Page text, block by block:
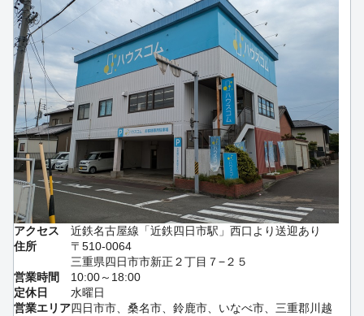
アクセス
近鉄名古屋線「近鉄四日市駅」西口より送迎あり
住所
〒510-0064
三重県四日市市新正２丁目７−２５
営業時間
10:00～18:00
定休日
水曜日
営業エリア四日市市、桑名市、鈴鹿市、いなべ市、三重郡川越